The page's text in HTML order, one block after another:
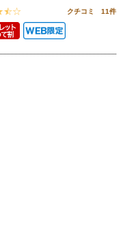
クチコミ 11件